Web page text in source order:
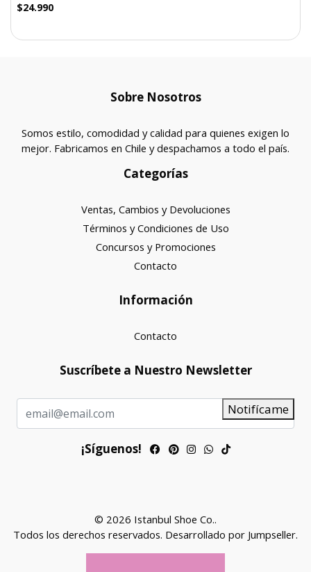
$24.990
Sobre Nosotros
Somos estilo, comodidad y calidad para quienes exigen lo
mejor. Fabricamos en Chile y despachamos a todo el país.
Categorías
Ventas, Cambios y Devoluciones
Términos y Condiciones de Uso
Concursos y Promociones
Contacto
Información
Contacto
Suscríbete a Nuestro Newsletter
Notifícame
¡Síguenos!
© 2026 Istanbul Shoe Co..
Todos los derechos reservados. Desarrollado por Jumpseller.